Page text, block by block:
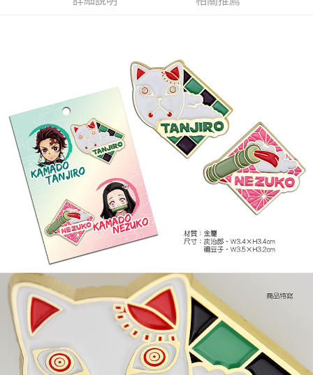
每筆NT$65，滿NT$1,300(含以上)免運費
(不開放使用，請勿選取）
每筆NT$9,999
7-11取貨付款
每筆NT$65，滿NT$1,300(含以上)免運費
付款後7-11取貨
每筆NT$65，滿NT$1,300(含以上)免運費
宅配-木棉花樂園專用
每筆NT$100，滿NT$1,300(含以上)免運費
宅配-離島(澎湖/金門/馬祖)-木棉花樂園專用
每筆NT$220
黑貓宅配-貨到付款
每筆NT$150
✈️ 海外配送 查看運費